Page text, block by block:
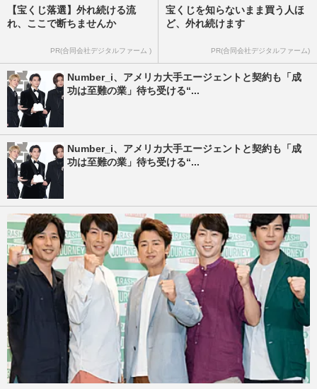
【宝くじ落選】外れ続ける流
れ、ここで断ちませんか
PR(合同会社デジタルファーム )
宝くじを知らないまま買う人ほ
ど、外れ続けます
PR(合同会社デジタルファーム)
Number_i、アメリカ大手エージェントと契約も「成
功は至難の業」待ち受ける“...
Number_i、アメリカ大手エージェントと契約も「成
功は至難の業」待ち受ける“...